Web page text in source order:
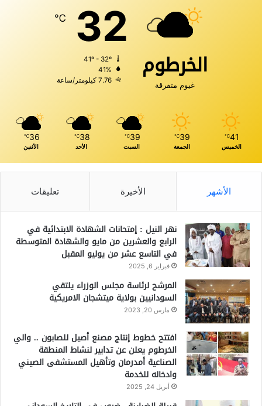
الخرطوم
غيوم متفرقة
32
℃
41%
7.76 كيلومتر/ساعة
41
℃
الخميس
39
℃
الجمعة
39
℃
السبت
38
℃
الأحد
36
℃
الأثنين
الأشهر الأخيرة تعليقات
نهر النيل : إمتحانات الشهادة الابتدائية في
الرابع والعشرين من مايو والشهادة المتوسطة
في التاسع عشر من يوليو المقبل
فبراير 6, 2025
المرشح لرئاسة مجلس الوزراء يلتقي
السودانيين بولاية ميتشجان الامريكية
مارس 20, 2023
افتتح خطوط إنتاج مصنع أصيل للصابون .. والي
الخرطوم يعلن عن تدابير لنشاط المنطقة
الصناعية أمدرمان وتأهيل المستشفى الصيني
وادخاله للخدمة
أبريل 24, 2025